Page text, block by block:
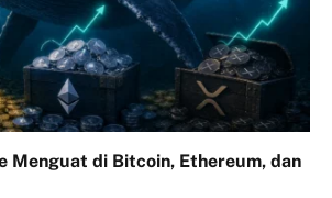
Menguat di Bitcoin, Ethereum, dan